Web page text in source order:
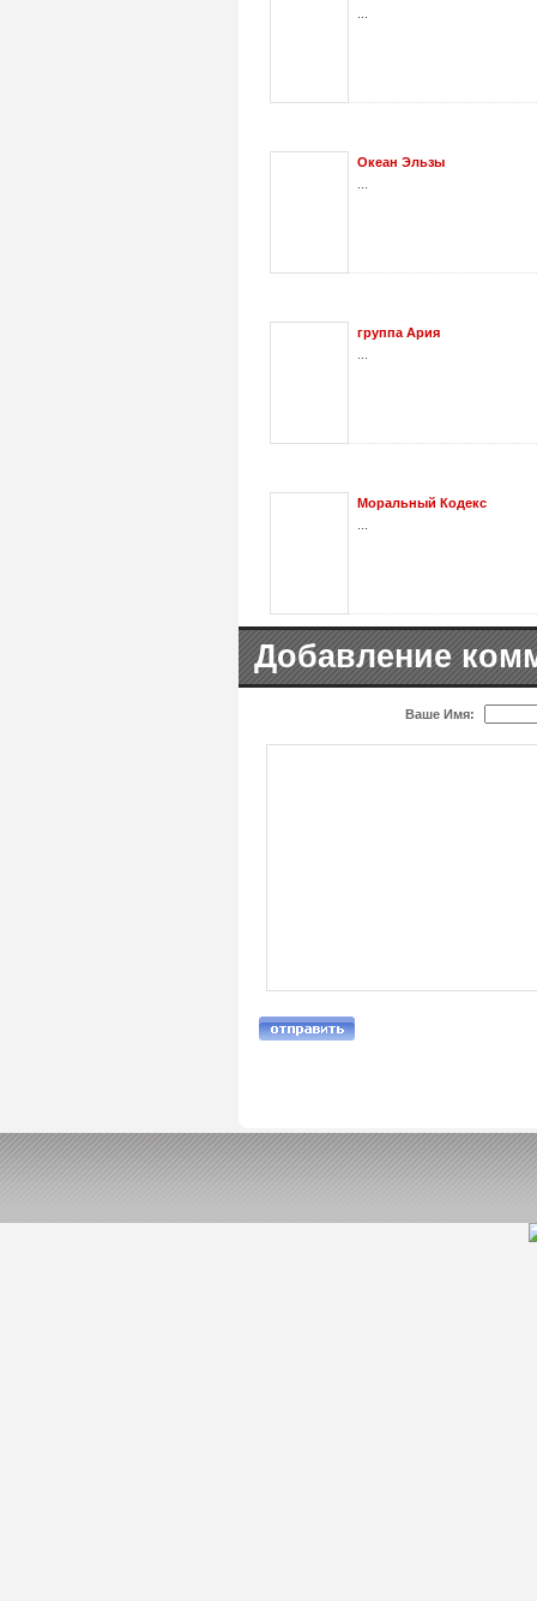
Океан Эльзы
группа Ария
Моральный Кодекс
Добавление
Ваше Имя: